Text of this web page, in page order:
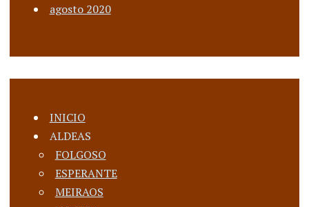
agosto 2020
INICIO
ALDEAS
FOLGOSO
ESPERANTE
MEIRAOS